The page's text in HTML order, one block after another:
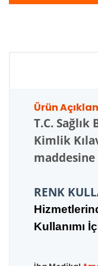
Ürün
T.C. Sağlık
Kimlik
RENK
Kullanımı